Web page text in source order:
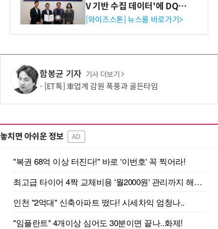
V 기반 수집 데이터'에 DQ인
증 최고 등급 수여
[와이즈스톤] 뉴스룸 바로가기>
함봉균 기자 기사 더보기
[ET톡] 車업계 감원 폭풍과 골든타임
놓치면 아쉬운 정보 AD